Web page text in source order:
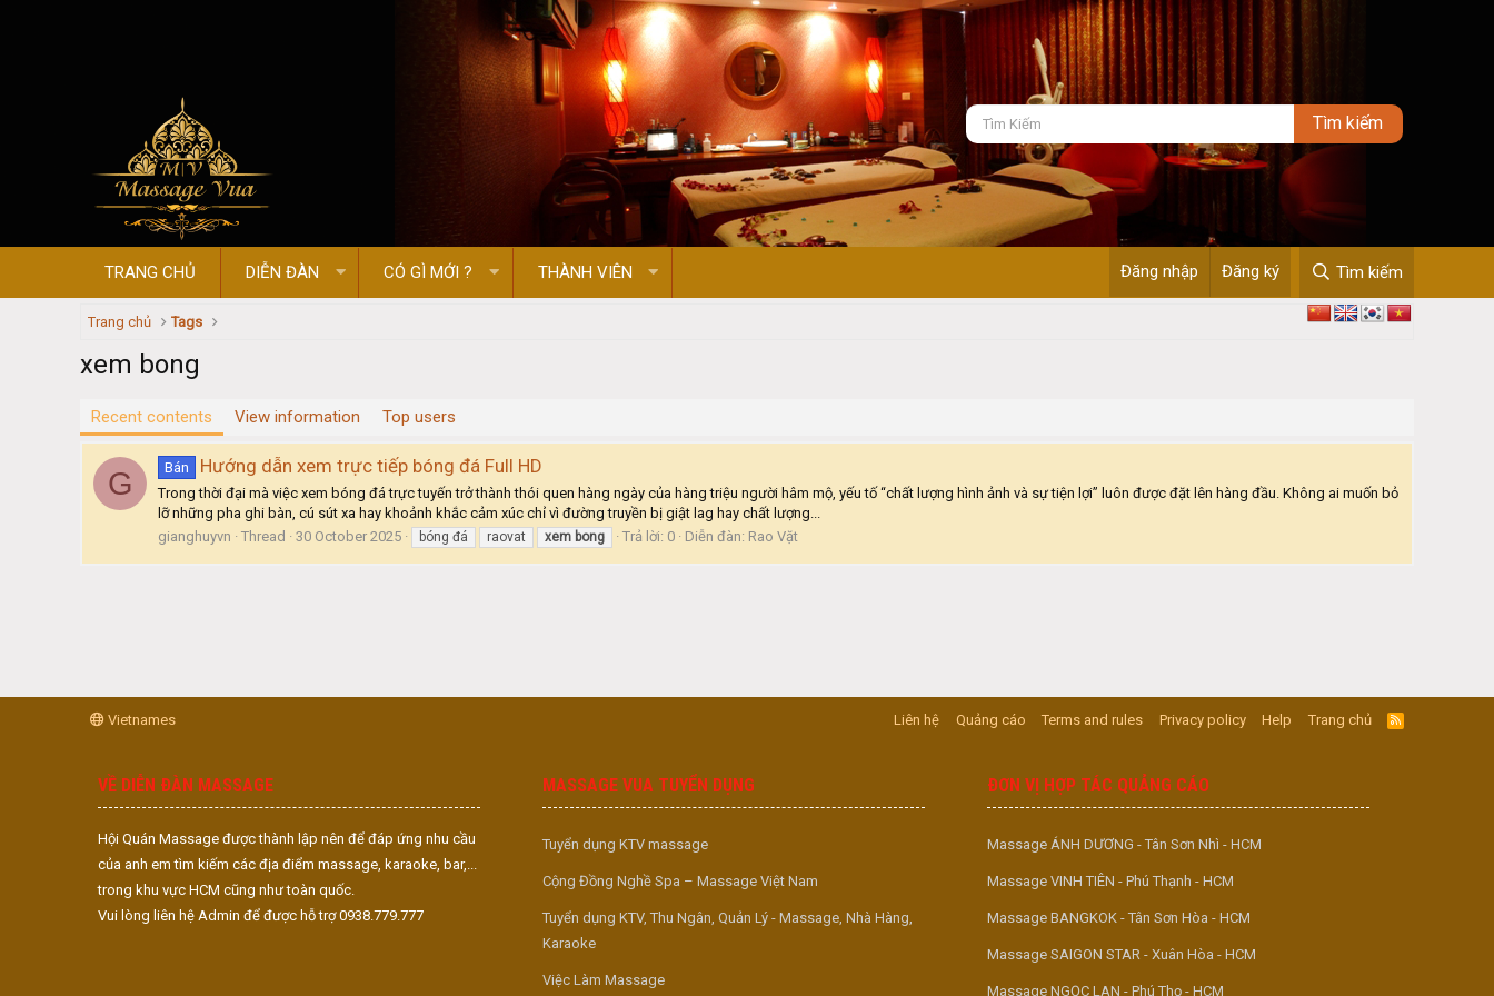
TRANG CHỦ DIỄN ĐÀN CÓ GÌ MỚI ? THÀNH VIÊN Đăng nhập Đăng ký Tìm kiếm
Trang chủ Tags
xem bong
Recent contents View information Top users
G Bán Hướng dẫn xem trực tiếp bóng đá Full HD
Trong thời đại mà việc xem bóng đá trực tuyến trở thành thói quen hàng ngày của hàng triệu người hâm mộ, yếu tố “chất lượng hình ảnh và sự tiện lợi” luôn được đặt lên hàng đầu. Không ai muốn bỏ
lỡ những pha ghi bàn, cú sút xa hay khoảnh khắc cảm xúc chỉ vì đường truyền bị giật lag hay chất lượng...
gianghuyvn
Thread 30 October 2025 bóng đá raovat xem bong Trả lời: 0 Diễn đàn: Rao Vặt
Vietnames Liên hệ Quảng cáo Terms and rules Privacy policy Help Trang chủ
R
S
VỀ DIỄN ĐÀN MASSAGE
Hội Quán Massage được thành lập nên để đáp ứng nhu cầu
của anh em tìm kiếm các địa điểm massage, karaoke, bar,...
trong khu vực HCM cũng như toàn quốc.
Vui lòng liên hệ Admin để được hỗ trợ 0938.779.777
MASSAGE VUA TUYỂN DỤNG
Tuyển dụng KTV massage
Cộng Đồng Nghề Spa – Massage Việt Nam
Tuyển dụng KTV, Thu Ngân, Quản Lý - Massage, Nhà Hàng,
Karaoke
Việc Làm Massage
ĐƠN VỊ HỢP TÁC QUẢNG CÁO
Massage ÁNH DƯƠNG - Tân Sơn Nhì - HCM
Massage VINH TIÊN - Phú Thạnh - HCM
Massage BANGKOK - Tân Sơn Hòa - HCM
Massage SAIGON STAR - Xuân Hòa - HCM
Massage NGỌC LAN - Phú Thọ - HCM